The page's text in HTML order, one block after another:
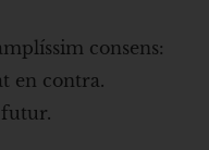
consens:
en contra.
futur.